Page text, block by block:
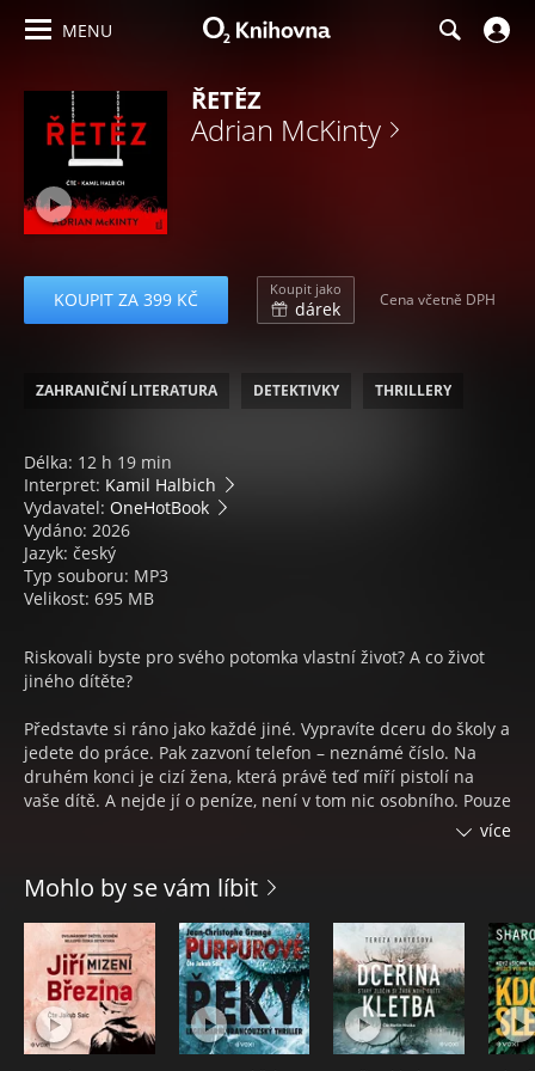
MENU
ŘETĚZ
Adrian McKinty
KOUPIT ZA 399 KČ Koupit jako
dárek Cena včetně DPH
ZAHRANIČNÍ LITERATURA DETEKTIVKY THRILLERY
Délka: 12 h 19 min
Interpret: Kamil Halbich
Vydavatel: OneHotBook
Vydáno: 2026
Jazyk: český
Typ souboru: MP3
Velikost: 695 MB
Riskovali byste pro svého potomka vlastní život? A co život
jiného dítěte?
Představte si ráno jako každé jiné. Vypravíte dceru do školy a
jedete do práce. Pak zazvoní telefon – neznámé číslo. Na
druhém konci je cizí žena, která právě teď míří pistolí na
vaše dítě. A nejde jí o peníze, není v tom nic osobního. Pouze
chce, abyste také někoho unesli. Právě jste se totiž stali obětí
únosů přetrhnete, vaše dcera zemře. Jestli vás chytí policie,
vaše dcera zemře. Jenže Rachel, rozvedená matka bojující s
rakovinou, nebude dalším neproblematickým článkem v
řadě. A s pomocí svého bratra, bývalého mariňáka a
zkušeného lovce, který by pro milovanou neteř udělal
cokoliv, půjde tajemným tvůrcům kruté hry tvrdě po krku.
více
Mohlo by se vám líbit